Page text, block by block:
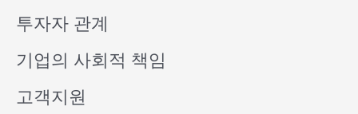
투자자 관계
기업의 사회적 책임
고객지원